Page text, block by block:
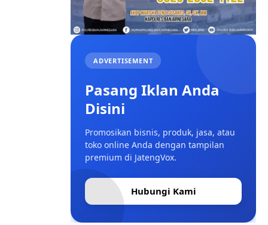
ADVERTISEMENT
Pasang Iklan Anda
Disini
Promosikan bisnis, produk, jasa, atau
toko online Anda dengan tampilan
premium di JatengVox.
Hubungi Kami